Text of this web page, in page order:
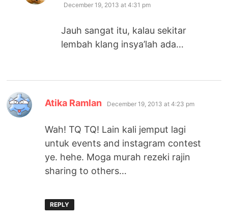
December 19, 2013 at 4:31 pm
Jauh sangat itu, kalau sekitar
lembah klang insya’lah ada…
Atika Ramlan says:
December 19, 2013 at 4:23 pm
Wah! TQ TQ! Lain kali jemput lagi
untuk events and instagram contest
ye. hehe. Moga murah rezeki rajin
sharing to others…
REPLY